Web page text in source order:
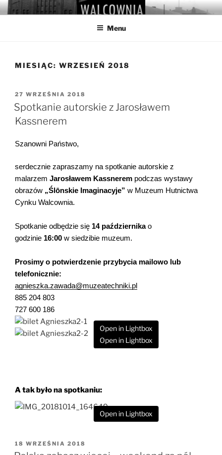
Przejdź
do
WALCOWNIA
Muzeum Hutnictwa Cynku
Menu
MIESIĄC: WRZESIEŃ 2018
OPUBLIKOWANE
W
27 WRZEŚNIA 2018
Spotkanie autorskie z Jarosławem
Kassnerem
Szanowni Państwo,
serdecznie zapraszamy na spotkanie autorskie z
malarzem Jarosławem Kassnerem podczas wystawy
obrazów „Ślōnskie Imaginacyje” w Muzeum Hutnictwa
Cynku Walcownia.
Spotkanie odbędzie się 14 październikao
godzinie 16:00 w siedzibie muzeum.
Prosimy o potwierdzenie przybycia mailowo lub
telefonicznie:
agnieszka.zawada@muzeatechniki.pl
885 204 803
727 600 186
Open in Lightbox
Open in Lightbox
A tak było na spotkaniu:
Open in Lightbox
OPUBLIKOWANE
W
18 WRZEŚNIA 2018